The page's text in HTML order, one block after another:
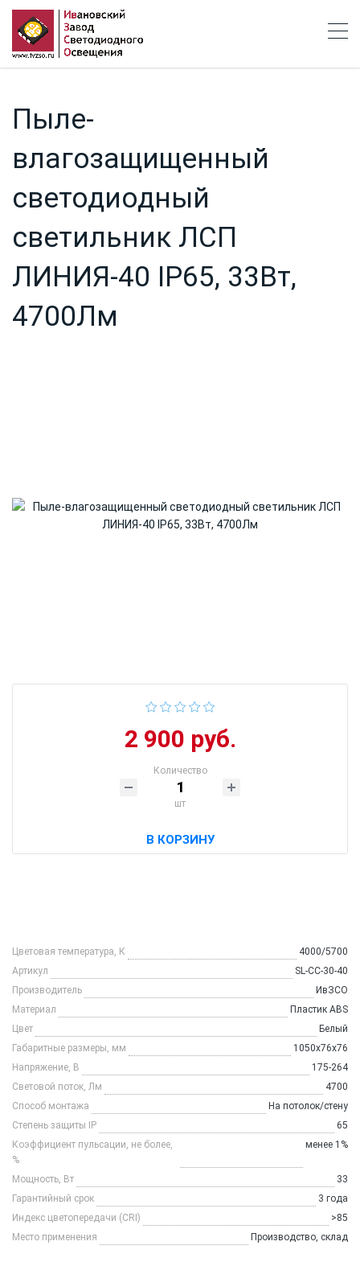
Пыле-
влагозащищенный
светодиодный
светильник ЛСП
ЛИНИЯ-40 IP65, 33Вт,
4700Лм
2 900 руб.
Количество
шт
В КОРЗИНУ
Цветовая температура, К
4000/5700
Артикул
SL-СС-30-40
Производитель
ИвЗСО
Материал
Пластик ABS
Цвет
Белый
Габаритныe размeры, мм
1050x76x76
Напряжение, В
175-264
Световой поток, Лм
4700
Способ монтажа
На потолок/стену
Степень защиты IP
65
Коэффициент пульсации, не более,
%
менее 1%
Мощность, Вт
33
Гарантийный срок
3 года
Индeкс цветoпередачи (CRI)
>85
Место применения
Производство, склад